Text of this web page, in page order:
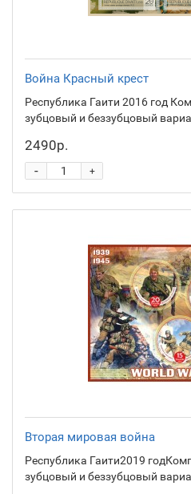
Война Красный крест
Республика Гаити 2016 год
зубцовый и беззубцовый
2490р.
+
-
Вторая мировая война
Республика Гаити2019
зубцовый и беззубцовый